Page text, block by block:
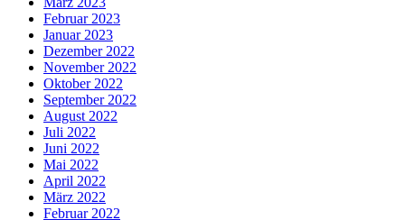
Februar 2023
Januar 2023
Dezember 2022
November 2022
Oktober 2022
September 2022
August 2022
Juli 2022
Juni 2022
Mai 2022
April 2022
März 2022
Februar 2022